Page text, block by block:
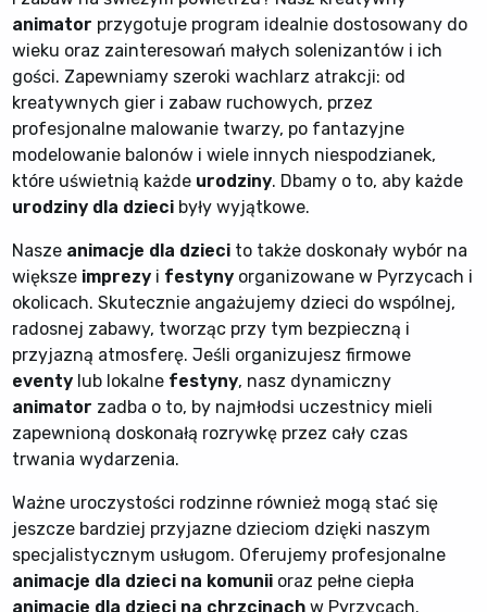
animator przygotuje program idealnie dostosowany do
wieku oraz zainteresowań małych solenizantów i ich
gości. Zapewniamy szeroki wachlarz atrakcji: od
kreatywnych gier i zabaw ruchowych, przez
profesjonalne malowanie twarzy, po fantazyjne
modelowanie balonów i wiele innych niespodzianek,
które uświetnią każde urodziny. Dbamy o to, aby każde
urodziny dla dzieci były wyjątkowe.
Nasze animacje dla dzieci to także doskonały wybór na
większe imprezy i festyny organizowane w Pyrzycach i
okolicach. Skutecznie angażujemy dzieci do wspólnej,
radosnej zabawy, tworząc przy tym bezpieczną i
przyjazną atmosferę. Jeśli organizujesz firmowe
eventy lub lokalne festyny, nasz dynamiczny
animator zadba o to, by najmłodsi uczestnicy mieli
zapewnioną doskonałą rozrywkę przez cały czas
trwania wydarzenia.
Ważne uroczystości rodzinne również mogą stać się
jeszcze bardziej przyjazne dzieciom dzięki naszym
specjalistycznym usługom. Oferujemy profesjonalne
animacje dla dzieci na komunii oraz pełne ciepła
animacje dla dzieci na chrzcinach w Pyrzycach.